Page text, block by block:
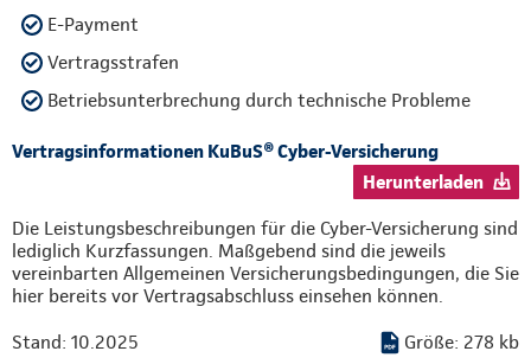
E-Payment
Vertragsstrafen
Betriebsunterbrechung durch technische Probleme
Vertragsinformationen KuBuS® Cyber-Versicherung
Herunterladen
Die Leistungsbeschreibungen für die Cyber-Versicherung sind
lediglich Kurzfassungen. Maßgebend sind die jeweils
vereinbarten Allgemeinen Versicherungsbedingungen, die Sie
hier bereits vor Vertragsabschluss einsehen können.
Stand: 10.2025 Größe: 278 kb